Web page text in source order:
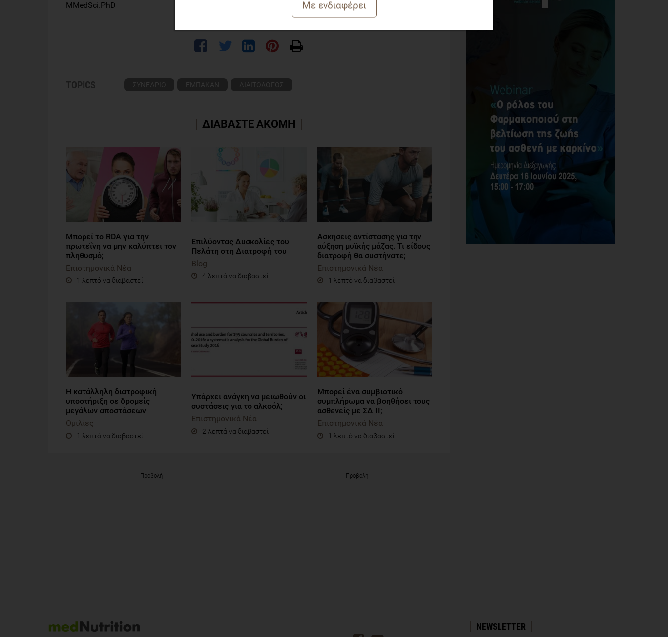
MMedSci.PhD
TOPICS ΣΥΝΕΔΡΙΟ ΕΜΠΑΚΑΝ ΔΙΑΙΤΟΛΟΓΟΣ
ΔΙΑΒΑΣΤΕ ΑΚΟΜΗ
Μπορεί το RDA για την
πρωτεΐνη να μην καλύπτει τον
πληθυσμό;
Επιστημονικά Νέα
1 λεπτό να διαβαστεί
Επιλύοντας Δυσκολίες του
Πελάτη στη Διατροφή του
Blog
4 λεπτά να διαβαστεί
Ασκήσεις αντίστασης για την
αύξηση μυϊκής μάζας. Τι είδους
διατροφή θα συστήνατε;
Επιστημονικά Νέα
1 λεπτό να διαβαστεί
Η κατάλληλη διατροφική
υποστήριξη σε δρομείς
μεγάλων αποστάσεων
Ομιλίες
1 λεπτό να διαβαστεί
Υπάρχει ανάγκη να μειωθούν οι
συστάσεις για το αλκοόλ;
Επιστημονικά Νέα
2 λεπτά να διαβαστεί
Μπορεί ένα συμβιοτικό
συμπλήρωμα να βοηθήσει τους
ασθενείς με ΣΔ ΙΙ;
Επιστημονικά Νέα
1 λεπτό να διαβαστεί
Προβολή Προβολή
NEWSLETTER